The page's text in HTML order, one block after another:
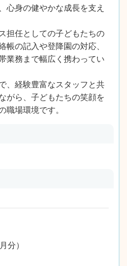
心身の健やかな成長を支え
担任としての子どもたちの
帳の記入や登降園の対応、
業務まで幅広く携わってい
、経験豊富なスタッフと共
がら、子どもたちの笑顔を
職場環境です。
分）